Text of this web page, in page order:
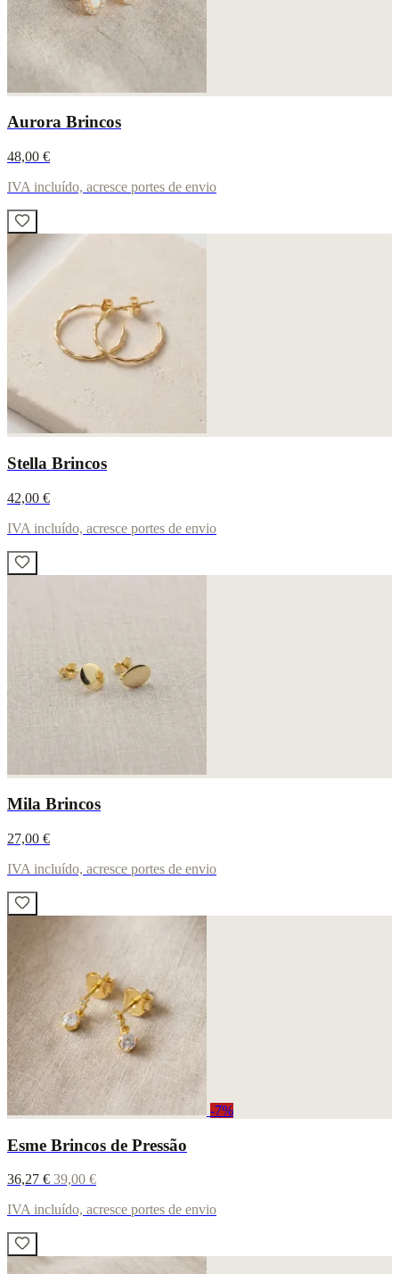
Aurora Brincos
48,00 €
IVA incluído, acresce portes de envio
Stella Brincos
42,00 €
IVA incluído, acresce portes de envio
Mila Brincos
27,00 €
IVA incluído, acresce portes de envio
-7%
Esme Brincos de Pressão
36,27 € 39,00 €
IVA incluído, acresce portes de envio